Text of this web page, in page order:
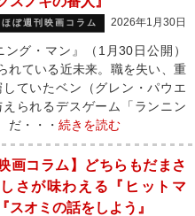
ほぼ週刊映画コラム 2026年1月30日
ング・マン』（1月30日公開）
ている近未来。職を失い、重
ていたベン（グレン・パウエ
られるデスゲーム「ランニン
・・・ 続きを読む
画コラム】どちらもだまさ
さが味わえる『ヒットマ
スオミの話をしよう』